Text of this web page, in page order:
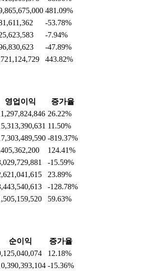
481.09%
-53.78%
-7.94%
-47.89%
443.82%
영업이익
증가율
26.22%
11.50%
-819.37%
124.41%
-15.59%
23.89%
-128.78%
59.63%
순이익
증가율
12.18%
-15.36%